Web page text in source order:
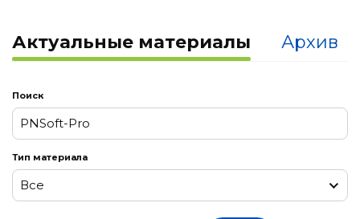
Актуальные материалы Архив
Поиск
Тип материала
Все